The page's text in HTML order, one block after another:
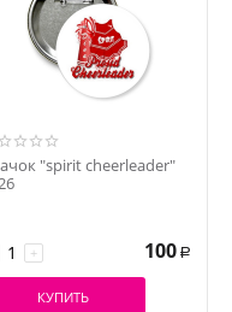
"spirit cheerleader"
+ 100 Р
КУПИТЬ